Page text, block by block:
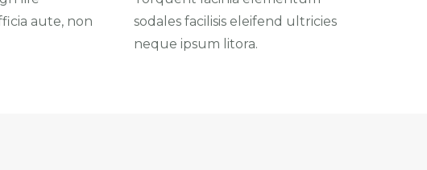
aute, non
sodales facilisis eleifend ultricies
neque ipsum litora.